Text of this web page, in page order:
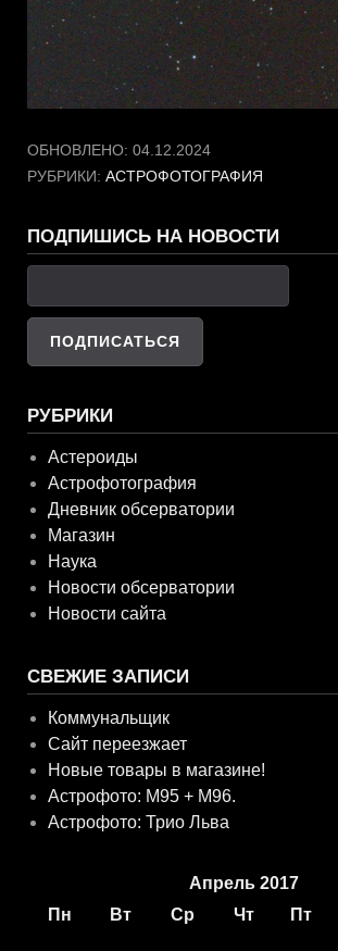
ОБНОВЛЕНО: 04.12.2024
РУБРИКИ: АСТРОФОТОГРАФИЯ
ПОДПИШИСЬ НА НОВОСТИ
РУБРИКИ
Астероиды
Астрофотография
Дневник обсерватории
Магазин
Наука
Новости обсерватории
Новости сайта
СВЕЖИЕ ЗАПИСИ
Коммунальщик
Сайт переезжает
Новые товары в магазине!
Астрофото: M95 + M96.
Астрофото: Трио Льва
Апрель 2017
Пн
Вт Ср Чт Пт